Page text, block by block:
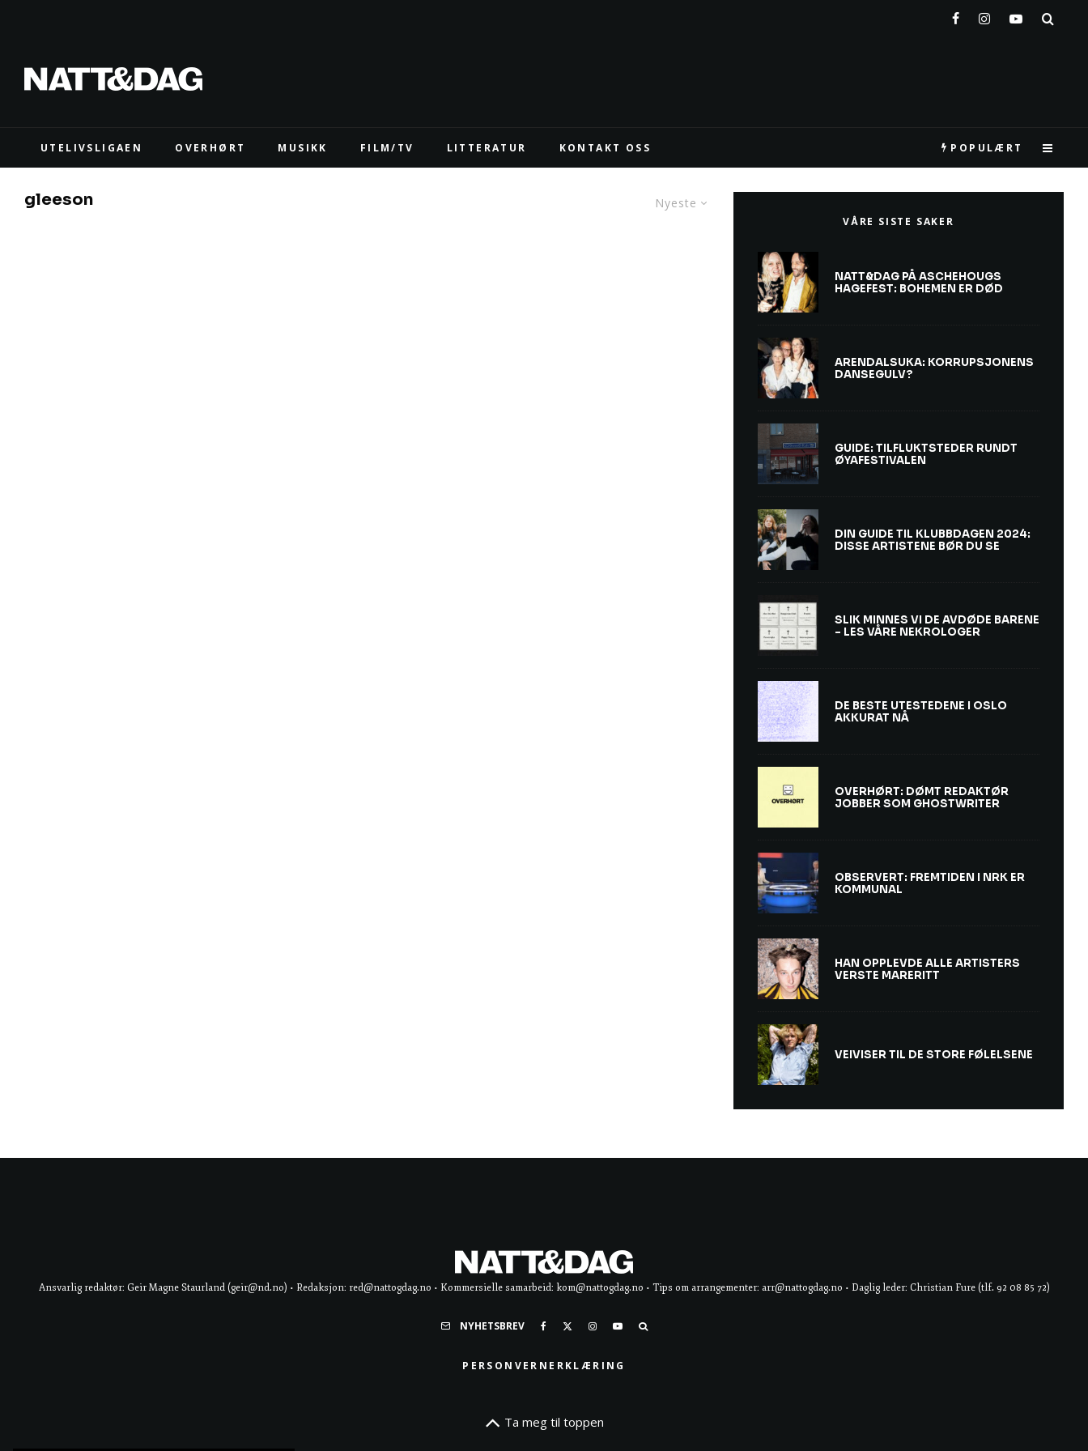
UTELIVSLIGAEN OVERHØRT MUSIKK FILM/TV LITTERATUR KONTAKT OSS POPULÆRT
Nyeste
gleeson
VÅRE SISTE SAKER
NATT&DAG PÅ ASCHEHOUGS
HAGEFEST: BOHEMEN ER DØD
ARENDALSUKA: KORRUPSJONENS
DANSEGULV?
GUIDE: TILFLUKTSTEDER RUNDT
ØYAFESTIVALEN
DIN GUIDE TIL KLUBBDAGEN 2024:
DISSE ARTISTENE BØR DU SE
SLIK MINNES VI DE AVDØDE BARENE
– LES VÅRE NEKROLOGER
DE BESTE UTESTEDENE I OSLO
AKKURAT NÅ
OVERHØRT: DØMT REDAKTØR
JOBBER SOM GHOSTWRITER
OBSERVERT: FREMTIDEN I NRK ER
KOMMUNAL
HAN OPPLEVDE ALLE ARTISTERS
VERSTE MARERITT
VEIVISER TIL DE STORE FØLELSENE
Ansvarlig redaktør: Geir Magne Staurland (geir@nd.no) • Redaksjon: red@nattogdag.no • Kommersielle samarbeid: kom@nattogdag.no • Tips om arrangementer: arr@nattogdag.no • Daglig leder: Christian Fure (tlf. 92 08 85 72)
NYHETSBREV
PERSONVERNERKLÆRING
Ta meg til toppen